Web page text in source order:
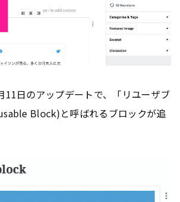
11日のアップデートで、「リユーザブ
Block)と呼ばれるブロックが追